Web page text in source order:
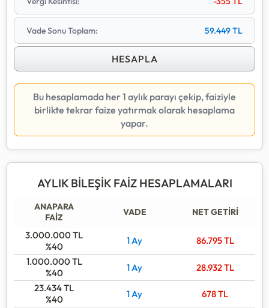
Vade Sonu Toplam: 59.449TL
HESAPLA
Bu hesaplamada her 1 aylık parayı çekip, faiziyle
birlikte tekrar faize yatırmak olarak hesaplama
yapar.
AYLIK BİLEŞİK FAİZ HESAPLAMALARI
ANAPARA
FAİZ
VADE NET GETİRİ
3.000.000TL
%40
1 Ay 86.795TL
1.000.000TL
%40
1 Ay 28.932TL
23.434TL
%40
1 Ay 678TL